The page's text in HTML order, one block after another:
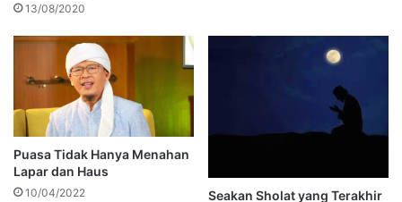
13/08/2020
Puasa Tidak Hanya Menahan
Lapar dan Haus
10/04/2022 Seakan Sholat yang Terakhir